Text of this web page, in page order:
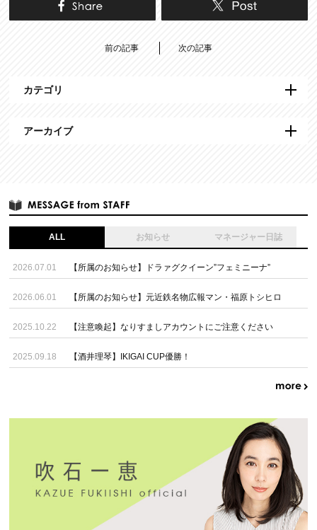
前の記事 次の記事
カテゴリ
アーカイブ
ALL お知らせ マネージャー日誌
2026.07.01 【所属のお知らせ】ドラァグクイーン”フェミニーナ”
2026.06.01 【所属のお知らせ】元近鉄名物広報マン・福原トシヒロ
2025.10.22 【注意喚起】なりすましアカウントにご注意ください
2025.09.18 【酒井理琴】IKIGAI CUP優勝！